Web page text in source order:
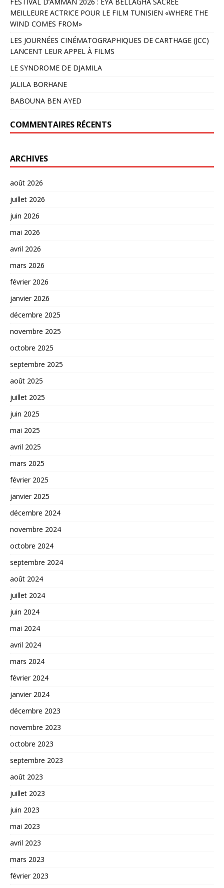
MEILLEURE ACTRICE POUR LE FILM TUNISIEN «WHERE THE
WIND COMES FROM»
LES JOURNÉES CINÉMATOGRAPHIQUES DE CARTHAGE (JCC)
LANCENT LEUR APPEL À FILMS
LE SYNDROME DE DJAMILA
JALILA BORHANE
BABOUNA BEN AYED
COMMENTAIRES RÉCENTS
ARCHIVES
août 2026
juillet 2026
juin 2026
mai 2026
avril 2026
mars 2026
février 2026
janvier 2026
décembre 2025
novembre 2025
octobre 2025
septembre 2025
août 2025
juillet 2025
juin 2025
mai 2025
avril 2025
mars 2025
février 2025
janvier 2025
décembre 2024
novembre 2024
octobre 2024
septembre 2024
août 2024
juillet 2024
juin 2024
mai 2024
avril 2024
mars 2024
février 2024
janvier 2024
décembre 2023
novembre 2023
octobre 2023
septembre 2023
août 2023
juillet 2023
juin 2023
mai 2023
avril 2023
mars 2023
février 2023